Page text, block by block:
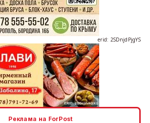
erid: 2SDnjdPjgYS
erid: 2SDnjdvhGXG
Реклама на ForPost